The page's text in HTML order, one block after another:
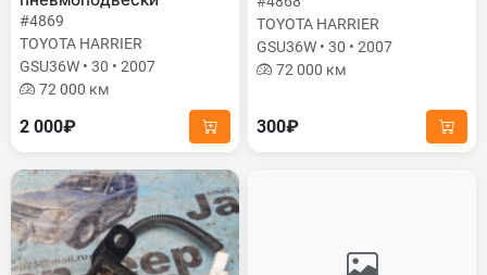
#4869
TOYOTA HARRIER
GSU36W • 30 • 2007
72 000 км
2 000₽
TOYOTA HARRIER
GSU36W • 30 • 2007
72 000 км
300₽